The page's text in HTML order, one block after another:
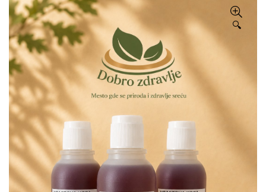
🔍